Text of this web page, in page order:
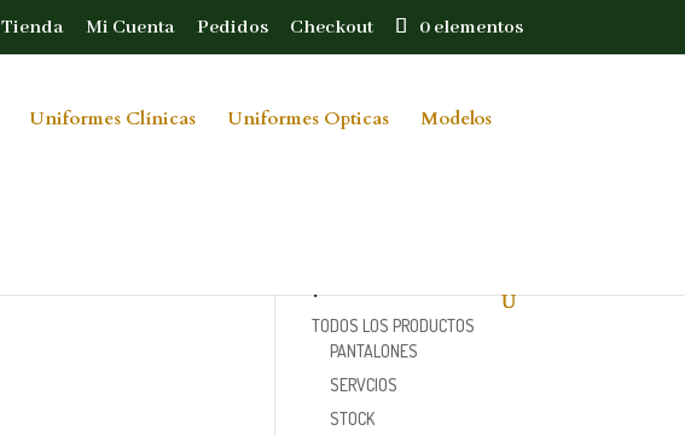
Tienda Mi Cuenta Pedidos Checkout 0 elementos
Uniformes Clínicas Uniformes Opticas Modelos
TODOS LOS PRODUCTOS
PANTALONES
SERVCIOS
STOCK